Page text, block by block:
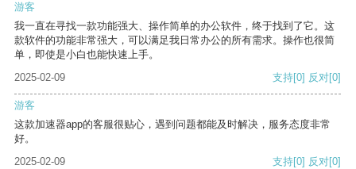
游客
我一直在寻找一款功能强大、操作简单的办公软件，终于找到了它。这
款软件的功能非常强大，可以满足我日常办公的所有需求。操作也很简
单，即使是小白也能快速上手。
2025-02-09
支持[0] 反对[0]
游客
这款加速器app的客服很贴心，遇到问题都能及时解决，服务态度非常
好。
2025-02-09
支持[0] 反对[0]